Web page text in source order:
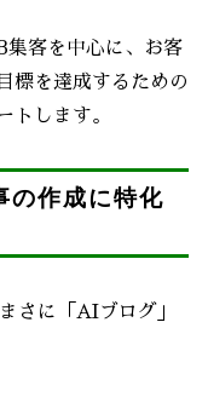
集客を中心に、お客
標を達成するための
トします。
の作成に特化
さに「AIブログ」